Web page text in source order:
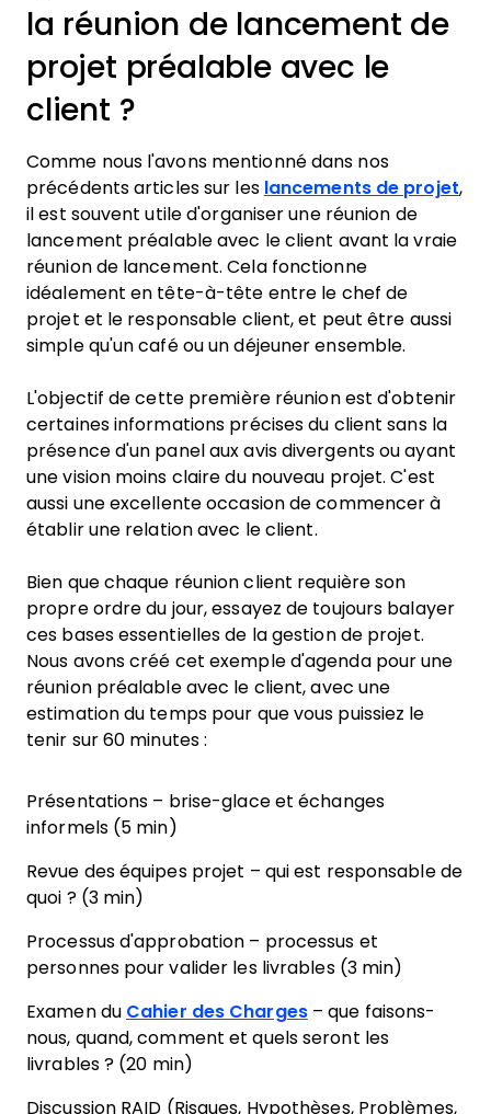
la réunion de lancement de
projet préalable avec le
client ?
Comme nous l'avons mentionné dans nos
précédents articles sur les lancements de projet,
il est souvent utile d'organiser une réunion de
lancement préalable avec le client avant la vraie
réunion de lancement. Cela fonctionne
idéalement en tête-à-tête entre le chef de
projet et le responsable client, et peut être aussi
simple qu'un café ou un déjeuner ensemble.
L'objectif de cette première réunion est d'obtenir
certaines informations précises du client sans la
présence d'un panel aux avis divergents ou ayant
une vision moins claire du nouveau projet. C'est
aussi une excellente occasion de commencer à
établir une relation avec le client.
Bien que chaque réunion client requière son
propre ordre du jour, essayez de toujours balayer
ces bases essentielles de la gestion de projet.
Nous avons créé cet exemple d'agenda pour une
réunion préalable avec le client, avec une
estimation du temps pour que vous puissiez le
tenir sur 60 minutes :
Présentations – brise-glace et échanges
informels (5 min)
Revue des équipes projet – qui est responsable de
quoi ? (3 min)
Processus d'approbation – processus et
personnes pour valider les livrables (3 min)
Examen du Cahier des Charges– que faisons-
nous, quand, comment et quels seront les
livrables ? (20 min)
Discussion RAID (Risques, Hypothèses, Problèmes,